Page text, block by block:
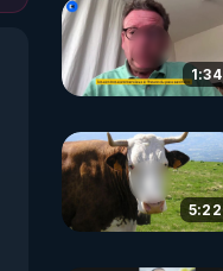
1:34
5:22